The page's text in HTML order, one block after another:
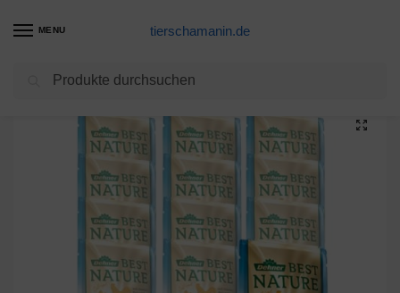
MENU tierschamanin.de
Hundenassfutter Produkte /